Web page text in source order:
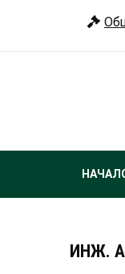
основното
Main
ИНЖ.